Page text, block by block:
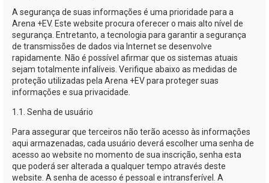
A segurança de suas informações é uma prioridade para a
Arena +EV. Este website procura oferecer o mais alto nível de
segurança. Entretanto, a tecnologia para garantir a segurança
de transmissões de dados via Internet se desenvolve
rapidamente. Não é possível afirmar que os sistemas atuais
sejam totalmente infalíveis. Verifique abaixo as medidas de
proteção utilizadas pela Arena +EVpara proteger suas
informações e sua privacidade.
1.1. Senha de usuário
Para assegurar que terceiros não terão acesso às informações
aqui armazenadas, cada usuário deverá escolher uma senha de
acesso ao website no momento de sua inscrição, senha esta
que poderá ser alterada a qualquer tempo através deste
website. A senha de acesso é pessoal e intransferível. A